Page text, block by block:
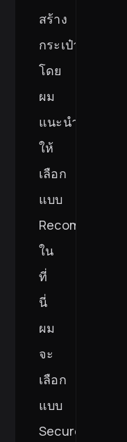
สร้าง
กระเป๋า
โดย
ผม
แนะนำ
ให้
เลือก
แบบ
Recommended
ใน
ที่
นี่
ผม
จะ
เลือก
แบบ
Secure